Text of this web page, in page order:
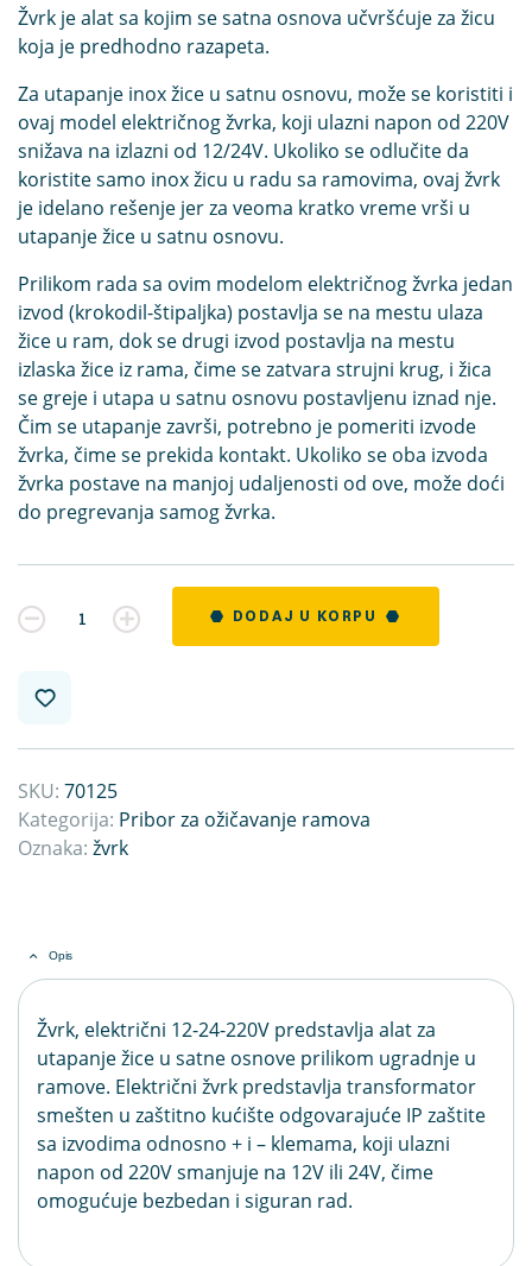
Žvrk je alat sa kojim se satna osnova učvršćuje za žicu
koja je predhodno razapeta.
Za utapanje inox žice u satnu osnovu, može se koristiti i
ovaj model električnog žvrka, koji ulazni napon od 220V
snižava na izlazni od 12/24V. Ukoliko se odlučite da
koristite samo inox žicu u radu sa ramovima, ovaj žvrk
je idelano rešenje jer za veoma kratko vreme vrši u
utapanje žice u satnu osnovu.
Prilikom rada sa ovim modelom električnog žvrka jedan
izvod (krokodil-štipaljka) postavlja se na mestu ulaza
žice u ram, dok se drugi izvod postavlja na mestu
izlaska žice iz rama, čime se zatvara strujni krug, i žica
se greje i utapa u satnu osnovu postavljenu iznad nje.
Čim se utapanje završi, potrebno je pomeriti izvode
žvrka, čime se prekida kontakt. Ukoliko se oba izvoda
žvrka postave na manjoj udaljenosti od ove, može doći
do pregrevanja samog žvrka.
Kvantitet DODAJ U KORPU
SKU: 70125
Kategorija: Pribor za ožičavanje ramova
Oznaka: žvrk
Opis
Žvrk, električni 12-24-220V predstavlja alat za
utapanje žice u satne osnove prilikom ugradnje u
ramove. Električni žvrk predstavlja transformator
smešten u zaštitno kućište odgovarajuće IP zaštite
sa izvodima odnosno + i – klemama, koji ulazni
napon od 220V smanjuje na 12V ili 24V, čime
omogućuje bezbedan i siguran rad.